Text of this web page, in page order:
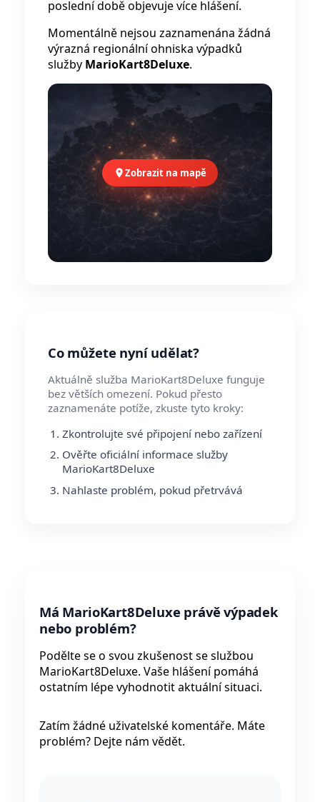
poslední době objevuje více hlášení.
Momentálně nejsou zaznamenána žádná
výrazná regionální ohniska výpadků
služby MarioKart8Deluxe.
Zobrazit na mapě
Co můžete nyní udělat?
Aktuálně služba MarioKart8Deluxe funguje
bez větších omezení. Pokud přesto
zaznamenáte potíže, zkuste tyto kroky:
Zkontrolujte své připojení nebo zařízení
Ověřte oficiální informace služby
MarioKart8Deluxe
Nahlaste problém, pokud přetrvává
Má MarioKart8Deluxe právě výpadek
nebo problém?
Podělte se o svou zkušenost se službou
MarioKart8Deluxe. Vaše hlášení pomáhá
ostatním lépe vyhodnotit aktuální situaci.
Zatím žádné uživatelské komentáře. Máte
problém? Dejte nám vědět.